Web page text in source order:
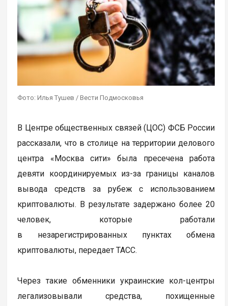
Фото: Илья Тушев / Вести Подмосковья
В Центре общественных связей (ЦОС) ФСБ России
рассказали, что в столице на территории делового
центра «Москва сити» была пресечена работа
девяти координируемых из-за границы каналов
вывода средств за рубеж с использованием
криптовалюты. В результате задержано более 20
человек, которые работали
в незарегистрированных пунктах обмена
криптовалюты, передает ТАСС.
Через такие обменники украинские кол-центры
легализовывали средства, похищенные